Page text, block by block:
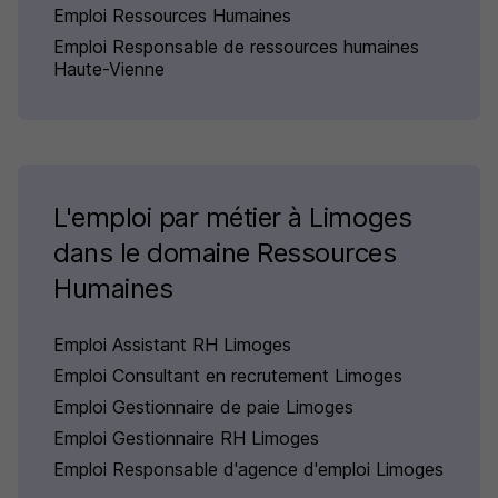
Emploi Ressources Humaines
Emploi Responsable de ressources humaines
Haute-Vienne
L'emploi par métier à Limoges
dans le domaine Ressources
Humaines
Emploi Assistant RH Limoges
Emploi Consultant en recrutement Limoges
Emploi Gestionnaire de paie Limoges
Emploi Gestionnaire RH Limoges
Emploi Responsable d'agence d'emploi Limoges